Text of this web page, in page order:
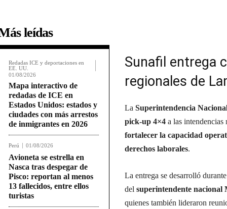
leídas
Redadas ICE y deportaciones en
EE. UU.
01/08/2026
Mapa interactivo de
redadas de ICE en
Estados Unidos: estados y
ciudades con más arrestos
de inmigrantes en 2026
Perú 01/08/2026
Avioneta se estrella en
Nasca tras despegar de
Pisco: reportan al menos
13 fallecidos, entre ellos
turistas
Sunafil entrega
regionales de
La Superintendencia
pick-up 4×4 a las intendencias
fortalecer la capacidad
derechos laborales.
La entrega se desarrolló
del superintendente nacional
quienes también lideraron